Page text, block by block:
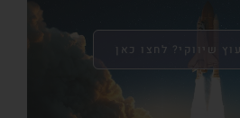
שיווקי? לחצו כאן